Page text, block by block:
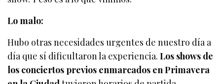
Lo malo:
Hubo otras necesidades urgentes de nuestro día a
día que sí dificultaron la experiencia. Los shows de
los conciertos previos enmarcados en Primavera